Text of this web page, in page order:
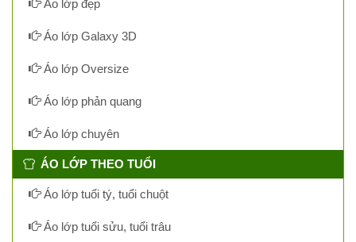
Áo lớp đẹp
Áo lớp Galaxy 3D
Áo lớp Oversize
Áo lớp phản quang
Áo lớp chuyên
ÁO LỚP THEO TUỔI
Áo lớp tuổi tý, tuổi chuột
Áo lớp tuổi sửu, tuổi trâu